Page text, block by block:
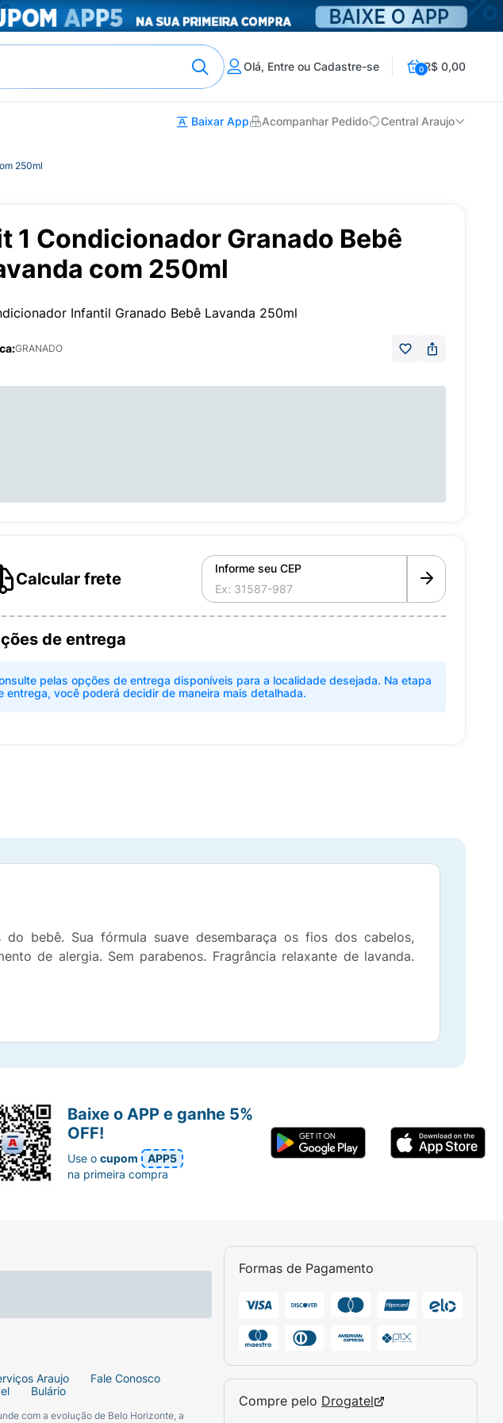
Olá, Entre ou Cadastre-se 0R$ 0,00
Baixar App Acompanhar Pedido Central Araujo
250ml
1 Condicionador Granado Bebê
com 250ml
Infantil Granado Bebê Lavanda 250ml
GRANADO
Calcular frete
Informe seu CEP
de entrega
pelas opções de entrega disponíveis para a localidade desejada. Na etapa
entrega, você poderá decidir de maneira mais detalhada.
bebê. Sua fórmula suave desembaraça os fios dos cabelos,
de alergia. Sem parabenos. Fragrância relaxante de lavanda.
Araujo
Fale Conosco
Bulário
com a evolução de Belo Horizonte, a
Formas de Pagamento
Compre pelo Drogatel
Baixe o APP e ganhe 5%
OFF!
Use ocupom
APP5
na primeira compra